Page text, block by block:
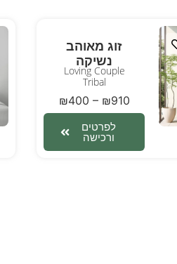
זוג מאוהב
נשיקה
Loving Couple
Tribal
₪400 – ₪910
לפרטים
ורכישה